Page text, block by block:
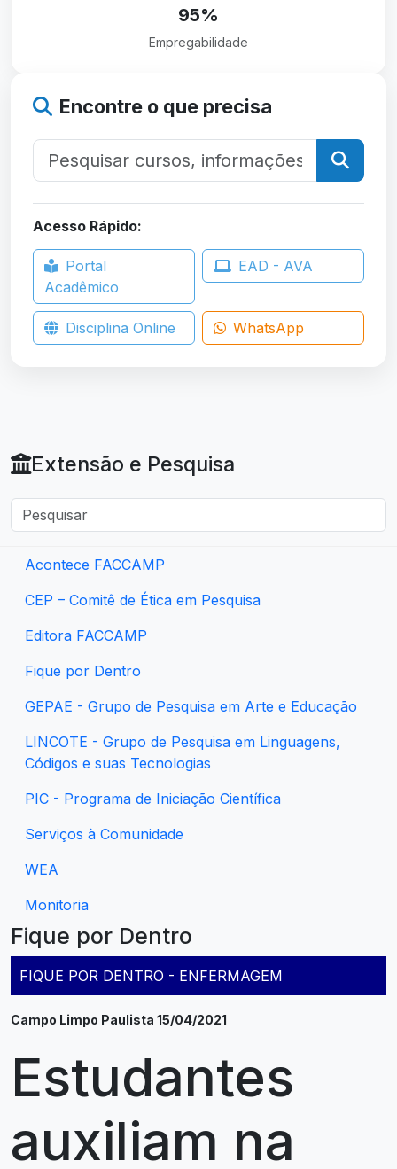
95%
Empregabilidade
Encontre o que precisa
Acesso Rápido:
Portal
Acadêmico
EAD - AVA
Disciplina Online WhatsApp
Extensão e Pesquisa
Acontece FACCAMP
CEP – Comitê de Ética em Pesquisa
Editora FACCAMP
Fique por Dentro
GEPAE - Grupo de Pesquisa em Arte e Educação
LINCOTE - Grupo de Pesquisa em Linguagens,
Códigos e suas Tecnologias
PIC - Programa de Iniciação Científica
Serviços à Comunidade
WEA
Monitoria
Fique por Dentro
FIQUE POR DENTRO - ENFERMAGEM
Campo Limpo Paulista 15/04/2021
Estudantes
auxiliam na